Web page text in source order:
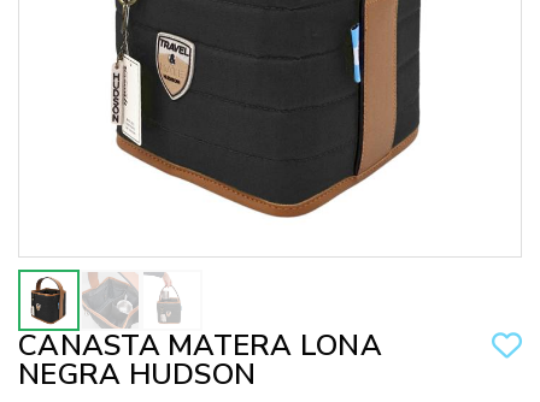
CANASTA MATERA LONA
NEGRA HUDSON